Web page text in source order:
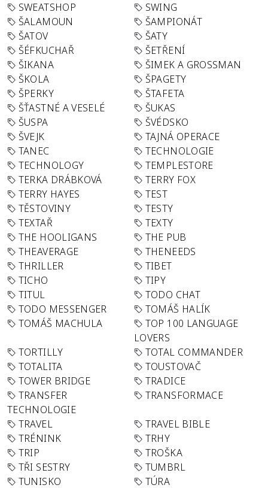
SWEATSHOP
SWING
ŠALAMOUN
ŠAMPIONÁT
ŠATOV
ŠATY
ŠÉFKUCHAŘ
ŠETŘENÍ
ŠIKANA
ŠIMEK A GROSSMAN
ŠKOLA
ŠPAGETY
ŠPERKY
ŠTAFETA
ŠŤASTNÉ A VESELÉ
ŠUKAS
ŠUSPA
ŠVÉDSKO
ŠVEJK
TAJNÁ OPERACE
TANEC
TECHNOLOGIE
TECHNOLOGY
TEMPLESTORE
TERKA DRÁBKOVÁ
TERRY FOX
TERRY HAYES
TEST
TĚSTOVINY
TESTY
TEXTAŘ
TEXTY
THE HOOLIGANS
THE PUB
THEAVERAGE
THENEEDS
THRILLER
TIBET
TICHO
TIPY
TITUL
TODO CHAT
TODO MESSENGER
TOMÁŠ HALÍK
TOMÁŠ MACHULA
TOP 100 LANGUAGE
LOVERS
TORTILLY
TOTAL COMMANDER
TOTALITA
TOUSTOVAČ
TOWER BRIDGE
TRADICE
TRANSFER
TECHNOLOGIE
TRANSFORMACE
TRAVEL
TRAVEL BIBLE
TRÉNINK
TRHY
TRIP
TROŠKA
TŘI SESTRY
TUMBRL
TUNISKO
TÚRA